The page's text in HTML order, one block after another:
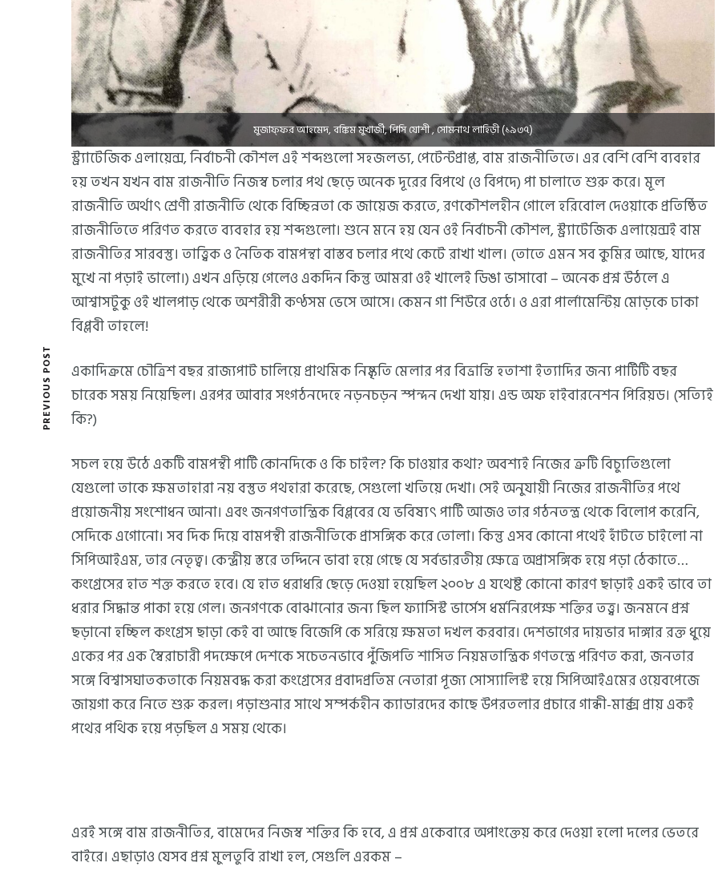
মুজাফ্ফর আহমেদ, বঙ্কিম মুখার্জী, পিসি যোশী , সোমনাথ লাহিড়ী (১৯৩৭)
স্ট্র্যাটেজিক এলায়েন্স, নির্বাচনী কৌশল এই শব্দগুলো সহজলভ্য, পেটেন্টপ্রাপ্ত, বাম রাজনীতিতে। এর বেশি বেশি ব্যবহার
হয় তখন যখন বাম রাজনীতি নিজস্ব চলার পথ ছেড়ে অনেক দূরের বিপথে (ও বিপদে) পা চালাতে শুরু করে। মূল
রাজনীতি অর্থাৎ শ্রেণী রাজনীতি থেকে বিচ্ছিন্নতা কে জায়েজ করতে, রণকৌশলহীন গোলে হরিবোল দেওয়াকে প্রতিষ্ঠিত
রাজনীতিতে পরিণত করতে ব্যবহার হয় শব্দগুলো। শুনে মনে হয় যেন ওই নির্বাচনী কৌশল, স্ট্র্যাটেজিক এলায়েন্সই বাম
রাজনীতির সারবস্তু। তাত্ত্বিক ও নৈতিক বামপন্থা বাস্তব চলার পথে কেটে রাখা খাল। (তাতে এমন সব কুমির আছে, যাদের
মুখে না পড়াই ভালো।) এখন এড়িয়ে গেলেও একদিন কিন্তু আমরা ওই খালেই ডিঙা ভাসাবো – অনেক প্রশ্ন উঠলে এ
আশ্বাসটুকু ওই খালপাড় থেকে অশরীরী কণ্ঠসম ভেসে আসে। কেমন গা শিউরে ওঠে। ও এরা পার্লামেন্টিয় মোড়কে ঢাকা
বিপ্লবী তাহলে!
একাদিক্রমে চৌত্রিশ বছর রাজ্যপাট চালিয়ে প্রাথমিক নিষ্কৃতি মেলার পর বিভ্রান্তি হতাশা ইত্যাদির জন্য পার্টিটি বছর
চারেক সময় নিয়েছিল। এরপর আবার সংগঠনদেহে নড়নচড়ন স্পন্দন দেখা যায়। এন্ড অফ হাইবারনেশন পিরিয়ড। (সত্যিই
কি?)
সচল হয়ে উঠে একটি বামপন্থী পার্টি কোনদিকে ও কি চাইল? কি চাওয়ার কথা? অবশ্যই নিজের ত্রুটি বিচ্যুতিগুলো
যেগুলো তাকে ক্ষমতাহারা নয় বস্তুত পথহারা করেছে, সেগুলো খতিয়ে দেখা। সেই অনুযায়ী নিজের রাজনীতির পথে
প্রয়োজনীয় সংশোধন আনা। এবং জনগণতান্ত্রিক বিপ্লবের যে ভবিষ্যৎ পার্টি আজও তার গঠনতন্ত্র থেকে বিলোপ করেনি,
সেদিকে এগোনো। সব দিক দিয়ে বামপন্থী রাজনীতিকে প্রাসঙ্গিক করে তোলা। কিন্তু এসব কোনো পথেই হাঁটতে চাইলো না
সিপিআইএম, তার নেতৃত্ব। কেন্দ্রীয় স্তরে তদ্দিনে ভাবা হয়ে গেছে যে সর্বভারতীয় ক্ষেত্রে অপ্রাসঙ্গিক হয়ে পড়া ঠেকাতে…
কংগ্রেসের হাত শক্ত করতে হবে। যে হাত ধরাধরি ছেড়ে দেওয়া হয়েছিল ২০০৮ এ যথেষ্ট কোনো কারণ ছাড়াই একই ভাবে তা
ধরার সিদ্ধান্ত পাকা হয়ে গেল। জনগণকে বোঝানোর জন্য ছিল ফ্যাসিস্ট ভার্সেস ধর্মনিরপেক্ষ শক্তির তত্ত্ব। জনমনে প্রশ্ন
ছড়ানো হচ্ছিল কংগ্রেস ছাড়া কেই বা আছে বিজেপি কে সরিয়ে ক্ষমতা দখল করবার। দেশভাগের দায়ভার দাঙ্গার রক্ত ধুয়ে
একের পর এক স্বৈরাচারী পদক্ষেপে দেশকে সচেতনভাবে পুঁজিপতি শাসিত নিয়মতান্ত্রিক গণতন্ত্রে পরিণত করা, জনতার
সঙ্গে বিশ্বাসঘাতকতাকে নিয়মবদ্ধ করা কংগ্রেসের প্রবাদপ্রতিম নেতারা পূজ্য সোস্যালিস্ট হয়ে সিপিআইএমের ওয়েবপেজে
জায়গা করে নিতে শুরু করল। পড়াশুনার সাথে সম্পর্কহীন ক্যাডারদের কাছে উপরতলার প্রচারে গান্ধী-মার্ক্স প্রায় একই
পথের পথিক হয়ে পড়ছিল এ সময় থেকে।
এরই সঙ্গে বাম রাজনীতির, বামেদের নিজস্ব শক্তির কি হবে, এ প্রশ্ন একেবারে অপাংক্তেয় করে দেওয়া হলো দলের ভেতরে
বাইরে। এছাড়াও যেসব প্রশ্ন মুলতুবি রাখা হল, সেগুলি এরকম –
PREVIOUS POST